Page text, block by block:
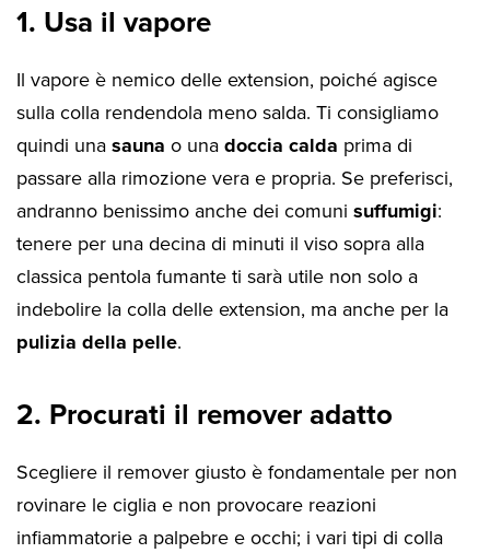
1. Usa il vapore
Il vapore è nemico delle extension, poiché agisce
sulla colla rendendola meno salda. Ti consigliamo
quindi unasauna o unadoccia calda prima di
passare alla rimozione vera e propria. Se preferisci,
andranno benissimo anche dei comuni suffumigi:
tenere per una decina di minuti il viso sopra alla
classica pentola fumante ti sarà utile non solo a
indebolire la colla delle extension, ma anche per la
pulizia della pelle.
2. Procurati il remover adatto
Scegliere il remover giusto è fondamentale per non
rovinare le ciglia e non provocare reazioni
infiammatorie a palpebre e occhi; i vari tipi di colla